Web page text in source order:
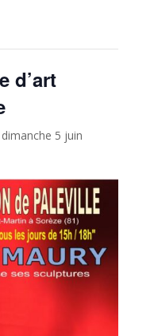
d’art
dimanche 5 juin